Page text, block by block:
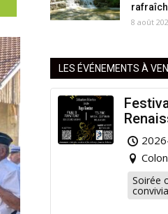
8 août
LES ÉVÉNEMENTS À
Soirée